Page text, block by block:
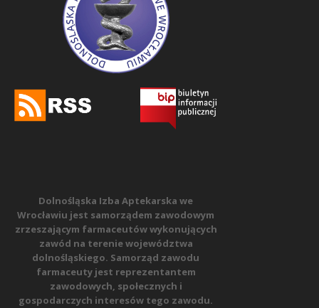
Dolnośląska Izba Aptekarska we
Wrocławiu jest samorządem zawodowym
zrzeszającym farmaceutów wykonujących
zawód na terenie województwa
dolnośląskiego. Samorząd zawodu
farmaceuty jest reprezentantem
zawodowych, społecznych i
gospodarczych interesów tego zawodu.